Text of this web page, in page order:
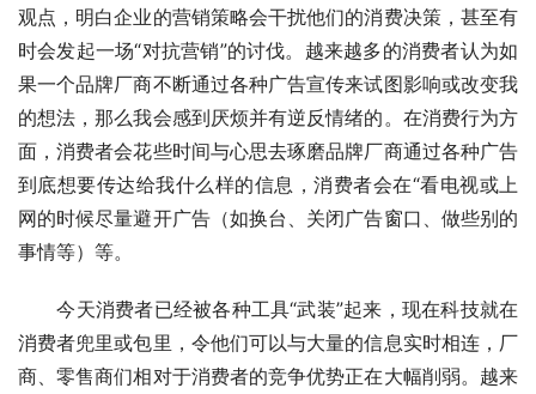
观点，明白企业的营销策略会干扰他们的消费决策，甚至有
时会发起一场“对抗营销”的讨伐。越来越多的消费者认为如
果一个品牌厂商不断通过各种广告宣传来试图影响或改变我
的想法，那么我会感到厌烦并有逆反情绪的。在消费行为方
面，消费者会花些时间与心思去琢磨品牌厂商通过各种广告
到底想要传达给我什么样的信息，消费者会在“看电视或上
网的时候尽量避开广告（如换台、关闭广告窗口、做些别的
事情等）等。
今天消费者已经被各种工具“武装”起来，现在科技就在
消费者兜里或包里，令他们可以与大量的信息实时相连，厂
商、零售商们相对于消费者的竞争优势正在大幅削弱。越来